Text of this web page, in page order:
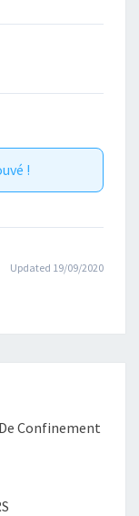
!
Updated 19/09/2020
Confinement